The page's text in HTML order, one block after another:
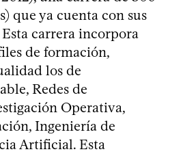
que ya cuenta con sus
carrera incorpora
de formación,
los de
Redes de
Operativa,
Ingeniería de
Artificial. Esta